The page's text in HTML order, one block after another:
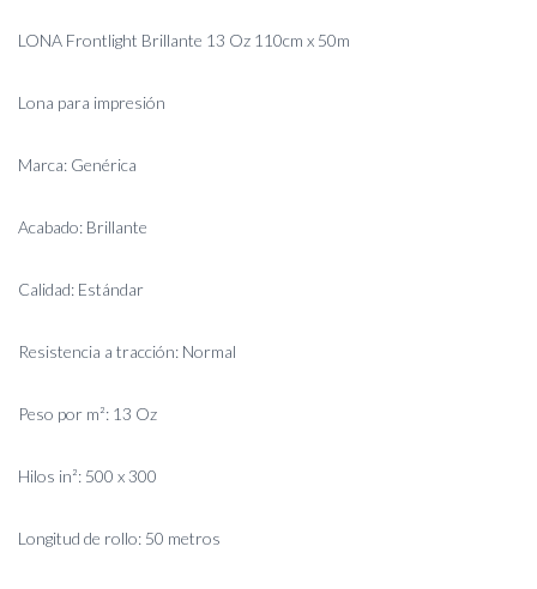
LONA Frontlight Brillante 13 Oz 110cm x 50m
Lona para impresión
Marca: Genérica
Acabado: Brillante
Calidad: Estándar
Resistencia a tracción: Normal
Peso por m²: 13 Oz
Hilos in²: 500 x 300
Longitud de rollo: 50 metros